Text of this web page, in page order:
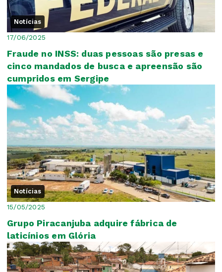
Notícias
17/06/2025
Fraude no INSS: duas pessoas são presas e
cinco mandados de busca e apreensão são
cumpridos em Sergipe
Notícias
15/05/2025
Grupo Piracanjuba adquire fábrica de
laticínios em Glória